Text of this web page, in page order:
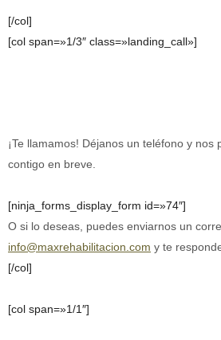
[/col]
[col span=»1/3″ class=»landing_call»]
¡Te llamamos! Déjanos un teléfono y nos
contigo en breve.
[ninja_forms_display_form id=»74″]
O si lo deseas, puedes enviarnos un
info@maxrehabilitacion.com y te
[/col]
[col span=»1/1″]